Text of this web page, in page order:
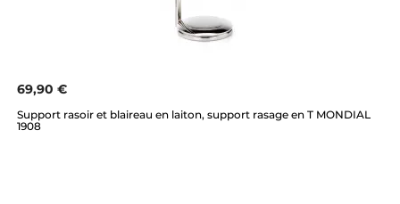
69,90 €
Support rasoir et blaireau en laiton, support rasage en T MONDIAL
1908